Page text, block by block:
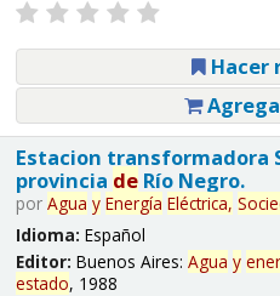
Hacer
Estacion transformadora
provincia deRío Negro.
por Agua y Energía Eléctrica,
Idioma: Español
Editor: Buenos Aires: Agua y
estado, 1988